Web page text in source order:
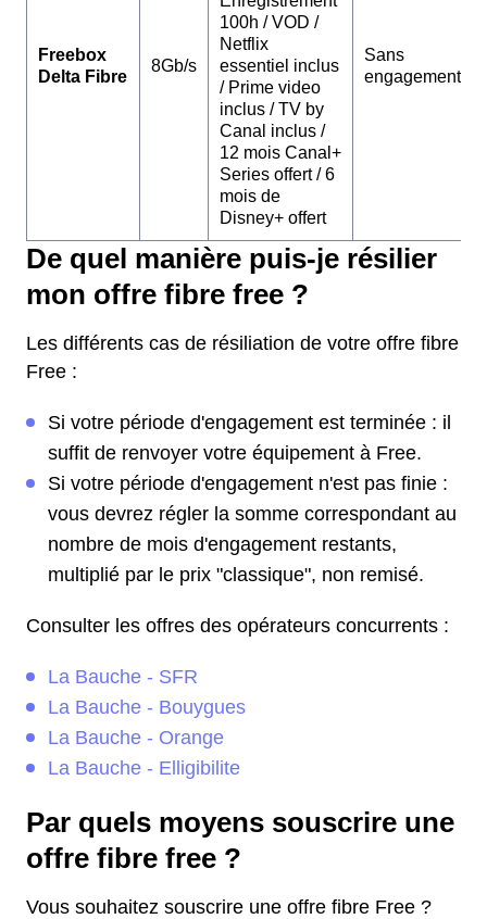
Freebox
Delta Fibre
8Gb/s
100h / VOD /
Netflix
essentiel inclus
/ Prime video
inclus / TV by
Canal inclus /
12 mois Canal+
Series offert / 6
mois de
Disney+ offert
Sans
engagement
De quel manière puis-je résilier
mon offre fibre free ?
Les différents cas de résiliation de votre offre fibre
Free :
Si votre période d'engagement est terminée : il
suffit de renvoyer votre équipement à Free.
Si votre période d'engagement n'est pas finie :
vous devrez régler la somme correspondant au
nombre de mois d'engagement restants,
multiplié par le prix "classique", non remisé.
Consulter les offres des opérateurs concurrents :
La Bauche - SFR
La Bauche - Bouygues
La Bauche - Orange
La Bauche - Elligibilite
Par quels moyens souscrire une
offre fibre free ?
Vous souhaitez souscrire une offre fibre Free ?